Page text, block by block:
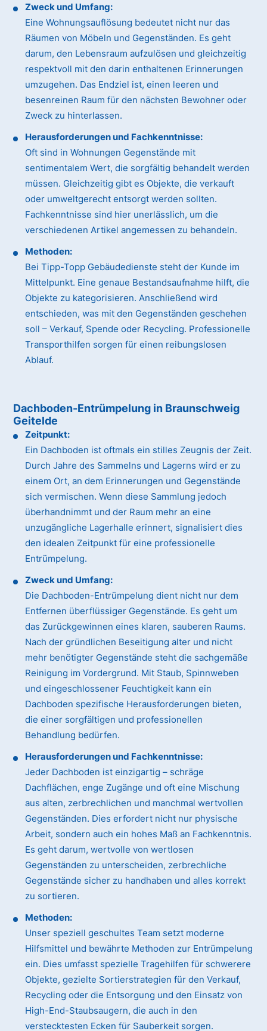
Zweck und Umfang:
Eine Wohnungsauflösung bedeutet nicht nur das
Räumen von Möbeln und Gegenständen. Es geht
darum, den Lebensraum aufzulösen und gleichzeitig
respektvoll mit den darin enthaltenen Erinnerungen
umzugehen. Das Endziel ist, einen leeren und
besenreinen Raum für den nächsten Bewohner oder
Zweck zu hinterlassen.
Herausforderungen und Fachkenntnisse:
Oft sind in Wohnungen Gegenstände mit
sentimentalem Wert, die sorgfältig behandelt werden
müssen. Gleichzeitig gibt es Objekte, die verkauft
oder umweltgerecht entsorgt werden sollten.
Fachkenntnisse sind hier unerlässlich, um die
verschiedenen Artikel angemessen zu behandeln.
Methoden:
Bei Tipp-Topp Gebäudedienste steht der Kunde im
Mittelpunkt. Eine genaue Bestandsaufnahme hilft, die
Objekte zu kategorisieren. Anschließend wird
entschieden, was mit den Gegenständen geschehen
soll – Verkauf, Spende oder Recycling. Professionelle
Transporthilfen sorgen für einen reibungslosen
Ablauf.
Dachboden-Entrümpelung in Braunschweig
Geitelde
Zeitpunkt:
Ein Dachboden ist oftmals ein stilles Zeugnis der Zeit.
Durch Jahre des Sammelns und Lagerns wird er zu
einem Ort, an dem Erinnerungen und Gegenstände
sich vermischen. Wenn diese Sammlung jedoch
überhandnimmt und der Raum mehr an eine
unzugängliche Lagerhalle erinnert, signalisiert dies
den idealen Zeitpunkt für eine professionelle
Entrümpelung.
Zweck und Umfang:
Die Dachboden-Entrümpelung dient nicht nur dem
Entfernen überflüssiger Gegenstände. Es geht um
das Zurückgewinnen eines klaren, sauberen Raums.
Nach der gründlichen Beseitigung alter und nicht
mehr benötigter Gegenstände steht die sachgemäße
Reinigung im Vordergrund. Mit Staub, Spinnweben
und eingeschlossener Feuchtigkeit kann ein
Dachboden spezifische Herausforderungen bieten,
die einer sorgfältigen und professionellen
Behandlung bedürfen.
Herausforderungen und Fachkenntnisse:
Jeder Dachboden ist einzigartig – schräge
Dachflächen, enge Zugänge und oft eine Mischung
aus alten, zerbrechlichen und manchmal wertvollen
Gegenständen. Dies erfordert nicht nur physische
Arbeit, sondern auch ein hohes Maß an Fachkenntnis.
Es geht darum, wertvolle von wertlosen
Gegenständen zu unterscheiden, zerbrechliche
Gegenstände sicher zu handhaben und alles korrekt
zu sortieren.
Methoden:
Unser speziell geschultes Team setzt moderne
Hilfsmittel und bewährte Methoden zur Entrümpelung
ein. Dies umfasst spezielle Tragehilfen für schwerere
Objekte, gezielte Sortierstrategien für den Verkauf,
Recycling oder die Entsorgung und den Einsatz von
High-End-Staubsaugern, die auch in den
verstecktesten Ecken für Sauberkeit sorgen.